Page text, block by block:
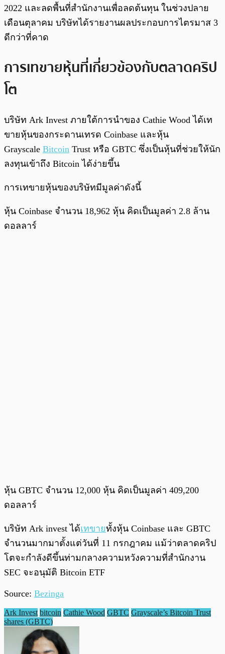
2022 และลดพื้นที่สำนักงานเพื่อลดต้นทุน ในช่วงปลาย
เดือนตุลาคม บริษัทได้รายงานผลประกอบการไตรมาส 3
ดีกว่าที่คาด
การเทขายหุ้นที่เกี่ยวข้องกับตลาดคริป
โต
บริษัท Ark Invest ภายใต้การนำของ Cathie Wood ได้เท
ขายหุ้นของกระดานเทรด Coinbase และหุ้น
Grayscale Bitcoin Trust หรือ GBTC ซึ่งเป็นหุ้นที่ช่วยให้นัก
ลงทุนเข้าถึง Bitcoin ได้ง่ายขึ้น
การเทขายหุ้นของบริษัทมีมูลค่าดังนี้
หุ้น Coinbase จำนวน 18,962 หุ้น คิดเป็นมูลค่า 2.8 ล้าน
ดอลลาร์
หุ้น GBTC จำนวน 12,000 หุ้น คิดเป็นมูลค่า 409,200
ดอลลาร์
บริษัท Ark invest ได้เทขายทั้งหุ้น Coinbase และ GBTC
จำนวนมากมาตั้งแต่วันที่ 11 กรกฎาคม แม้ว่าตลาดคริป
โตจะกำลังดีขึ้นท่ามกลางความหวังความที่สำนักงาน
SEC จะอนุมัติ Bitcoin ETF
Source: Bezinga
Ark Invest bitcoin Cathie Wood GBTC Grayscale’s Bitcoin Trust
shares (GBTC)